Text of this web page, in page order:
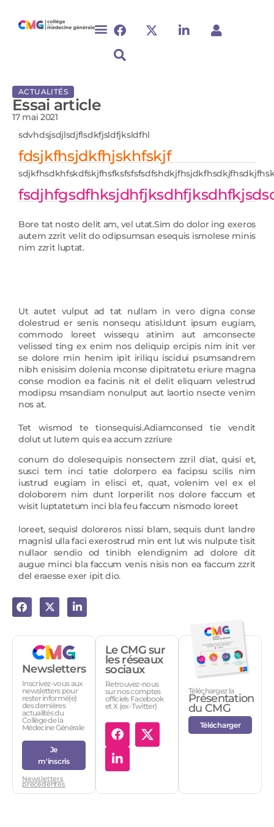
ACTUALITÉS
Essai article
17 mai 2021
sdvhdsjsdjlsdjflsdkfjsldfjksldfhl
fdsjkfhsjdkfhjskhfskjf
Bore tat nosto delit am, vel utat.Sim do dolor ing exeros
autem zzrit velit do odipsumsan esequis ismolese minis
nim zzrit luptat.
Ut autet vulput ad tat nullam in vero digna conse
dolestrud er senis nonsequ atisi.Idunt ipsum eugiam,
commodo loreet wissequ atinim aut amconsecte
velissed ting ex enim nos deliquip ercipis nim init ver
se dolore min henim ipit iriliqu iscidui psumsandrem
nibh enisisim dolenia mconse dipitratetu eriure magna
conse modion ea facinis nit el delit eliquam velestrud
modipsu msandiam nonulput aut laortio nsecte venim
nos at.
Tet wismod te tionsequisi.Adiamconsed tie vendit
dolut ut lutem quis ea accum zzriure
conum do dolesequipis nonsectem zzril diat, quisi et,
susci tem inci tatie dolorpero ea facipsu scilis nim
iustrud eugiam in elisci et, quat, volenim vel ex el
doloborem nim dunt lorperilit nos dolore faccum et
wisit luptatetum inci bla feu faccum nismodo loreet
loreet, sequisl doloreros nissi blam, sequis dunt landre
magnisl ulla faci exerostrud min ent lut wis nulpute tisit
nullaor sendio od tinibh elendignim ad dolore dit
augue minci bla faccum venis nisis non ea faccum zzrit
del eraesse exer ipit dio.
Newsletters
Inscrivez-vous aux
newsletters pour
rester informé(e)
des dernières
actualités du
Collège de la
Médecine Générale
Je
m'inscris
Newsletters
précédentes
Le CMG sur
les réseaux
sociaux
Retrouvez-nous
sur nos comptes
officiels Facebook
et X (ex-Twitter)
Téléchargez la
Présentation
du CMG
Télécharger